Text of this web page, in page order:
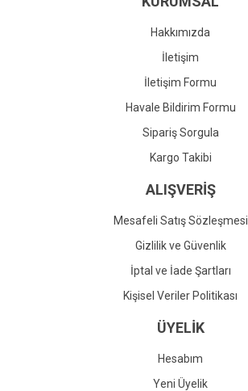
Gönder
Hakkımızda
İletişim
İletişim Formu
Havale Bildirim Formu
Sipariş Sorgula
Kargo Takibi
ALIŞVERİŞ
Mesafeli Satış Sözleşmesi
Gizlilik ve Güvenlik
İptal ve İade Şartları
Kişisel Veriler Politikası
ÜYELİK
Hesabım
Yeni Üyelik